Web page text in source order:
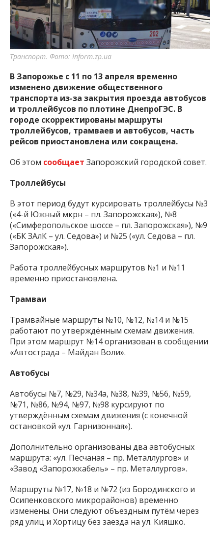
важную информацию о событиях
города Запорожья и области.
Транспорт. Фото: Inform.zp.ua
В Запорожье с 11 по 13 апреля временно
изменено движение общественного
транспорта из-за закрытия проезда автобусов
и троллейбусов по плотине ДнепроГЭС. В
городе скорректированы маршруты
троллейбусов, трамваев и автобусов, часть
рейсов приостановлена или сокращена.
Об этом сообщает Запорожский городской совет.
Троллейбусы
В этот период будут курсировать троллейбусы №3
(«4-й Южный мкрн – пл. Запорожская»), №8
(«Симферопольское шоссе – пл. Запорожская»), №9
(«БК ЗАлК – ул. Седова») и №25 («ул. Седова – пл.
Запорожская»).
Работа троллейбусных маршрутов №1 и №11
временно приостановлена.
Трамваи
Трамвайные маршруты №10, №12, №14 и №15
работают по утверждённым схемам движения.
При этом маршрут №14 организован в сообщении
«Автострада – Майдан Воли».
Автобусы
Автобусы №7, №29, №34а, №38, №39, №56, №59,
№71, №86, №94, №97, №98 курсируют по
утверждённым схемам движения (с конечной
остановкой «ул. Гарнизонная»).
Дополнительно организованы два автобусных
маршрута: «ул. Песчаная – пр. Металлургов» и
«Завод «Запорожкабель» – пр. Металлургов».
Маршруты №17, №18 и №72 (из Бородинского и
Осипенковского микрорайонов) временно
изменены. Они следуют объездным путём через
ряд улиц и Хортицу без заезда на ул. Кияшко.